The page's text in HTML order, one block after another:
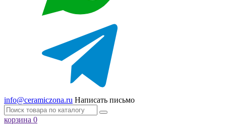
info@ceramiczona.ru Написать письмо
корзина 0